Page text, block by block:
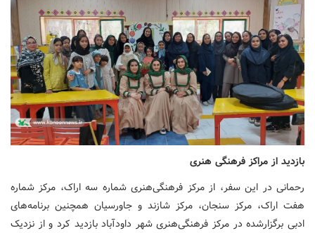
بازدید از مراکز فرهنگی هنری
رحمانی در این سفر، از مرکز فرهنگی‌هنری شماره سه اراک، مرکز شماره
هفت اراک، مرکز سنجان، مرکز شازند و جاورسیان همچنین برنامه‌های
ادبی برگزارشده در مرکز فرهنگی‌هنری شهر داودآباد بازدید کرد و از نزدیک